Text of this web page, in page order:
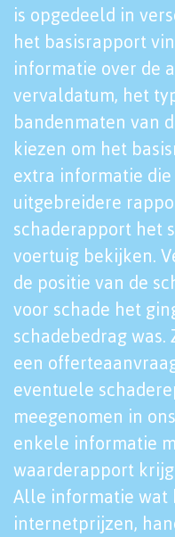
is opgedeeld in
het basisrapport
informatie over de
vervaldatum, het
bandenmaten van
kiezen om het
extra informatie
uitgebreidere
schaderapport het
voertuig bekijken.
de positie van de
voor schade het
schadebedrag
een
eventuele
meegenomen in
enkele informatie
waarderapport
Alle informatie wat
internetprijzen,